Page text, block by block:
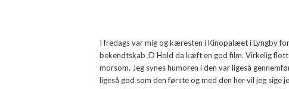
I fredags var mig og kæresten i Kinopalæet i Lyngby
bekendtskab ;D Hold da kæft en god film. Virkelig
morsom. Jeg synes humoren i den var ligeså
ligeså god som den første og med den her vil jeg sige